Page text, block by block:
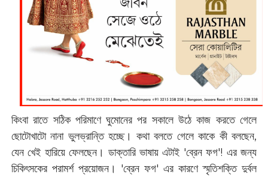
কিংবা রাতে সঠিক পরিমাণে ঘুমোনের পর সকালে উঠে কাজ করতে গেলে
ছোটোখাটো নানা ভুলভ্রান্তি হচ্ছে। কথা বলতে গেলে কাকে কী বলছেন,
যেন খেই হারিয়ে ফেলছেন। ডাক্তারি ভাষায় এটাই 'ব্রেন ফগ'! এর জন্য
চিকিৎসকের পরামর্শ প্রয়োজন। 'ব্রেন ফগ' এর কারণে স্মৃতিশক্তি দুর্বল